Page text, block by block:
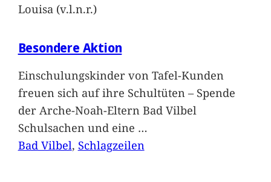
Louisa (v.l.n.r.)
Besondere Aktion
Einschulungskinder von Tafel-Kunden
freuen sich auf ihre Schultüten – Spende
der Arche-Noah-Eltern Bad Vilbel
Schulsachen und eine …
Bad Vilbel, Schlagzeilen